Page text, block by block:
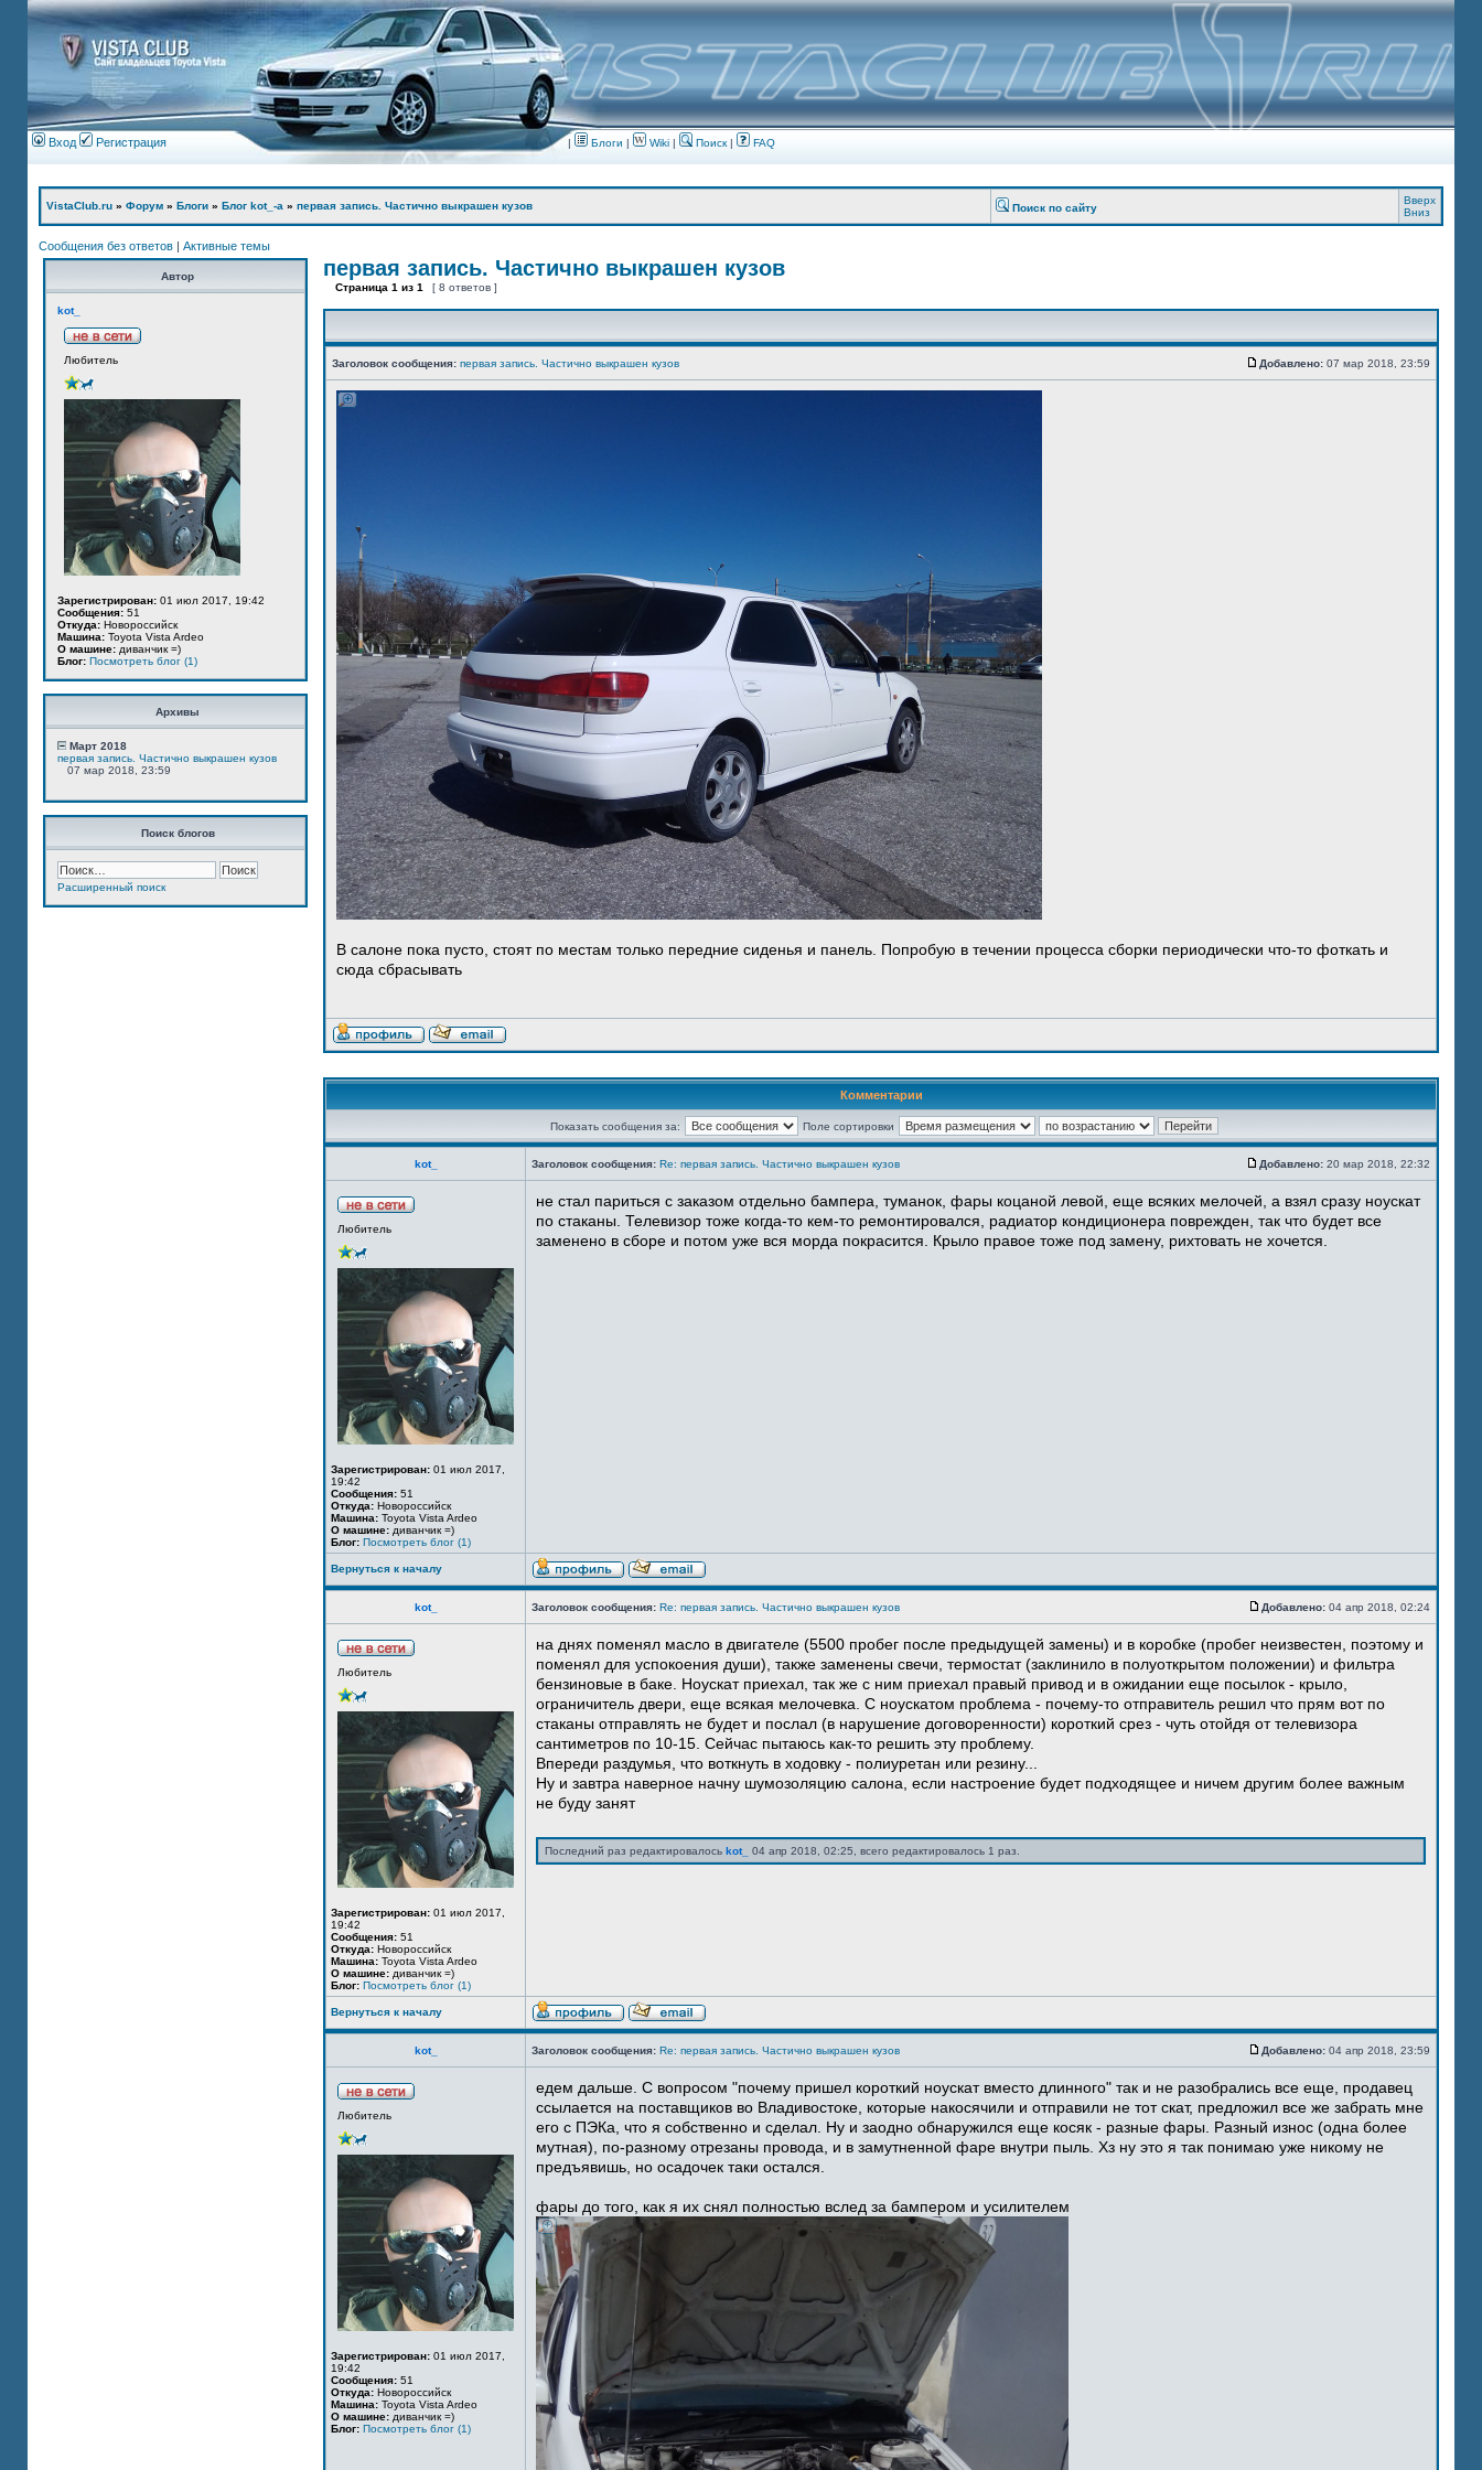
Вход Регистрация | Блоги | Wiki | Поиск| FAQ
VistaClub.ru » Форум » Блоги » Блог kot_-а » первая запись. Частично выкрашен кузов Поиск по сайту
Вверх
Вниз
Сообщения без ответов | Активные темы
Автор
kot_
Любитель
Зарегистрирован: 01 июл 2017, 19:42
Сообщения: 51
Откуда: Новороссийск
Машина: Toyota Vista Ardeo
О машине: диванчик =)
Блог: Посмотреть блог (1)
Архивы
Март 2018
первая запись. Частично выкрашен кузов
07 мар 2018, 23:59
Поиск блогов
Расширенный поиск
первая запись. Частично выкрашен кузов
Страница 1 из 1 [ 8 ответов ]
Заголовок сообщения: первая запись. Частично выкрашен кузов Добавлено: 07 мар 2018, 23:59
В салоне пока пусто, стоят по местам только передние сиденья и панель. Попробую в течении процесса сборки периодически что-то фоткать и
сюда сбрасывать
Комментарии
Показать сообщения за: Поле сортировки
kot_ Заголовок сообщения: Re: первая запись. Частично выкрашен кузов Добавлено: 20 мар 2018, 22:32
Любитель
Зарегистрирован: 01 июл 2017,
19:42
Сообщения: 51
Откуда: Новороссийск
Машина: Toyota Vista Ardeo
О машине: диванчик =)
Блог: Посмотреть блог (1)
не стал париться с заказом отдельно бампера, туманок, фары коцаной левой, еще всяких мелочей, а взял сразу ноускат
по стаканы. Телевизор тоже когда-то кем-то ремонтировался, радиатор кондиционера поврежден, так что будет все
заменено в сборе и потом уже вся морда покрасится. Крыло правое тоже под замену, рихтовать не хочется.
Вернуться к началу
kot_ Заголовок сообщения: Re: первая запись. Частично выкрашен кузов Добавлено: 04 апр 2018, 02:24
Любитель
Зарегистрирован: 01 июл 2017,
19:42
Сообщения: 51
Откуда: Новороссийск
Машина: Toyota Vista Ardeo
О машине: диванчик =)
Блог: Посмотреть блог (1)
на днях поменял масло в двигателе (5500 пробег после предыдущей замены) и в коробке (пробег неизвестен, поэтому и
поменял для успокоения души), также заменены свечи, термостат (заклинило в полуоткрытом положении) и фильтра
бензиновые в баке. Ноускат приехал, так же с ним приехал правый привод и в ожидании еще посылок - крыло,
ограничитель двери, еще всякая мелочевка. С ноускатом проблема - почему-то отправитель решил что прям вот по
стаканы отправлять не будет и послал (в нарушение договоренности) короткий срез - чуть отойдя от телевизора
сантиметров по 10-15. Сейчас пытаюсь как-то решить эту проблему.
Впереди раздумья, что воткнуть в ходовку - полиуретан или резину...
Ну и завтра наверное начну шумозоляцию салона, если настроение будет подходящее и ничем другим более важным
не буду занят
Последний раз редактировалось kot_ 04 апр 2018, 02:25, всего редактировалось 1 раз.
Вернуться к началу
kot_ Заголовок сообщения: Re: первая запись. Частично выкрашен кузов Добавлено: 04 апр 2018, 23:59
Любитель
Зарегистрирован: 01 июл 2017,
19:42
Сообщения: 51
Откуда: Новороссийск
Машина: Toyota Vista Ardeo
О машине: диванчик =)
Блог: Посмотреть блог (1)
едем дальше. С вопросом "почему пришел короткий ноускат вместо длинного" так и не разобрались все еще, продавец
ссылается на поставщиков во Владивостоке, которые накосячили и отправили не тот скат, предложил все же забрать мне
его с ПЭКа, что я собственно и сделал. Ну и заодно обнаружился еще косяк - разные фары. Разный износ (одна более
мутная), по-разному отрезаны провода, и в замутненной фаре внутри пыль. Хз ну это я так понимаю уже никому не
предъявишь, но осадочек таки остался.
фары до того, как я их снял полностью вслед за бампером и усилителем